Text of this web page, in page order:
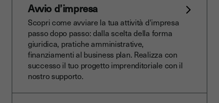
Avvio d’impresa
Scopri come avviare la tua attività d'impresa
passo dopo passo: dalla scelta della forma
giuridica, pratiche amministrative,
finanziamenti al business plan. Realizza con
successo il tuo progetto imprenditoriale con il
nostro supporto.